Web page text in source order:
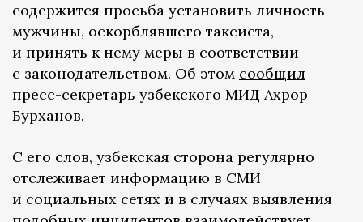
содержится просьба установить личность
мужчины, оскорблявшего таксиста,
и принять к нему меры в соответствии
с законодательством. Об этом сообщил
пресс-секретарь узбекского МИД Ахрор
Бурханов.
С его слов, узбекская сторона регулярно
отслеживает информацию в СМИ
и социальных сетях и в случаях выявления